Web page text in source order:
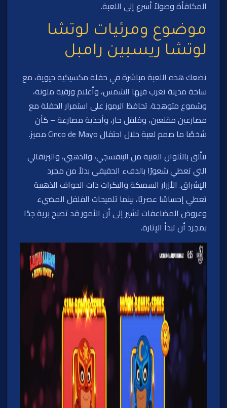
المكافأة وصولاً أسرع إلى اللعبة.
موضوع ومرئيات لوتشا
لوتشا ريسبين رامبل
تضعك هذه اللعبة مباشرة في حفلة مكسيكية حيوية، مع
ساحة مدينة تغرب فيها الشمس، وأعلام ورقية ملونة،
وشموع متوهجة. تحافظ الرموز على استمرار الحفلة مع
مصارعين مقنعين، وفلفل حار، وأحذية مصارعة – كأن
شخصًا ما صمم لعبة خلال احتفال Cinco de Mayo مميز.
تتألق بالألوان الغنية من البنفسجي، والذهبي، والبرتقالي
التي تعطي شعورًا بالدفء الحقيقي بدلاً من مجرد
الإشراق. الأزرار السميكة والبكرات ذات الحواف الذهبية
تعطي إحساسًا عصريًا، بينما تلميحات الفلفل المضيء
وعروض المضاعفات تشير إلى أن الأمور قد تصبح برية جدًا
بمجرد أن تبدأ الإثارة.